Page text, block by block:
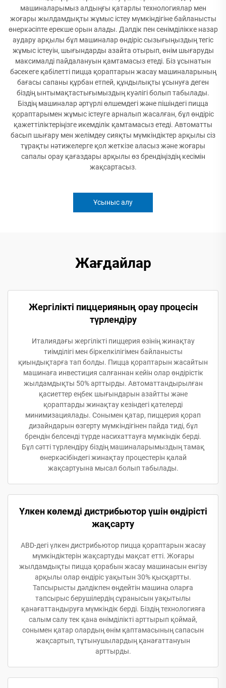
машиналарымыз алдыңғы қатарлы технологиялар мен
жоғары жылдамдықты жұмыс істеу мүмкіндігіне байланысты
өнеркәсіпте ерекше орын алады. Дәлдік пен сенімділікке назар
аудару арқылы бұл машиналар өндіріс сызығыңыздың тегіс
жұмыс істеуін, шығындарды азайта отырып, өнім шығаруды
максималді пайдалануын қамтамасыз етеді. Біз ұсынатын
бәсекеге қабілетті пицца қораптарын жасау машиналарының
бағасы сапаны құрбан етпей, құндылықты ұсынуға деген
біздің ынтымақтастығымыздың куәлігі болып табылады.
Біздің машиналар әртүрлі өлшемдегі және пішіндегі пицца
қораптарымен жұмыс істеуге арналып жасалған, бұл өндіріс
қажеттіліктеріңізге икемділік қамтамасыз етеді. Автоматты
басып шығару мен желімдеу сияқты мүмкіндіктер арқылы сіз
тұрақты нәтижелерге қол жеткізе аласыз және жоғары
сапалы орау қағаздары арқылы өз брендіңіздің кесімін
жақсартасыз.
Ұсыныс алу
Жағдайлар
Жергілікті пиццерияның орау процесін
түрлендіру
Италиядағы жергілікті пиццерия өзінің жинақтау
тиімділігі мен біркелкілігімен байланысты
қиындықтарға тап болды. Пицца қораптарын жасайтын
машинаға инвестиция салғаннан кейін олар өндірістік
жылдамдықты 50% арттырды. Автоматтандырылған
қасиеттер еңбек шығындарын азайтты және
қораптарды жинақтау кезіндегі қателерді
минимизациялады. Сонымен қатар, пиццерия қорап
дизайндарын өзгерту мүмкіндігінен пайда тиді, бұл
брендін белсенді түрде насихаттауға мүмкіндік берді.
Бұл сәтті түрлендіру біздің машиналарымыздың тамақ
өнеркәсібіндегі жинақтау процестерін қалай
жақсартуына мысал болып табылады.
Үлкен көлемді дистрибьютор үшін өндірісті
жақсарту
ABD-дегі үлкен дистрибьютор пицца қораптарын жасау
мүмкіндіктерін жақсартуды мақсат етті. Жоғары
жылдамдықты пицца қорабын жасау машинасын енгізу
арқылы олар өндіріс уақытын 30% қысқартты.
Тапсырысты дәлдікпен өңдейтін машина оларға
тапсырыс берушілердің сұранысын уақытылы
қанағаттандыруға мүмкіндік берді. Біздің технологияға
салым салу тек қана өнімділікті арттырып қоймай,
сонымен қатар олардың өнім қаптамасының сапасын
жақсартып, тұтынушылардың қанағаттануын
арттырды.